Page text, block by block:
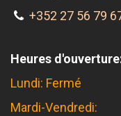
+352 27 56 79
Heures
Lundi: Fermé
Mardi-Vendredi: